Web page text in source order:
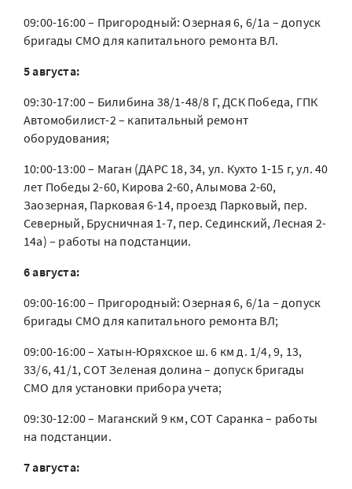
09:00-16:00 – Пригородный: Озерная 6, 6/1а – допуск
бригады СМО для капитального ремонта ВЛ.
5 августа:
09:30-17:00 – Билибина 38/1-48/8 Г, ДСК Победа, ГПК
Автомобилист-2 – капитальный ремонт
оборудования;
10:00-13:00 – Маган (ДАРС 18, 34, ул. Кухто 1-15 г, ул. 40
лет Победы 2-60, Кирова 2-60, Алымова 2-60,
Заозерная, Парковая 6-14, проезд Парковый, пер.
Северный, Брусничная 1-7, пер. Сединский, Лесная 2-
14а) – работы на подстанции.
6 августа:
09:00-16:00 – Пригородный: Озерная 6, 6/1а – допуск
бригады СМО для капитального ремонта ВЛ;
09:00-16:00 – Хатын-Юряхское ш. 6 км д. 1/4, 9, 13,
33/6, 41/1, СОТ Зеленая долина – допуск бригады
СМО для установки прибора учета;
09:30-12:00 – Маганский 9 км, СОТ Саранка – работы
на подстанции.
7 августа: